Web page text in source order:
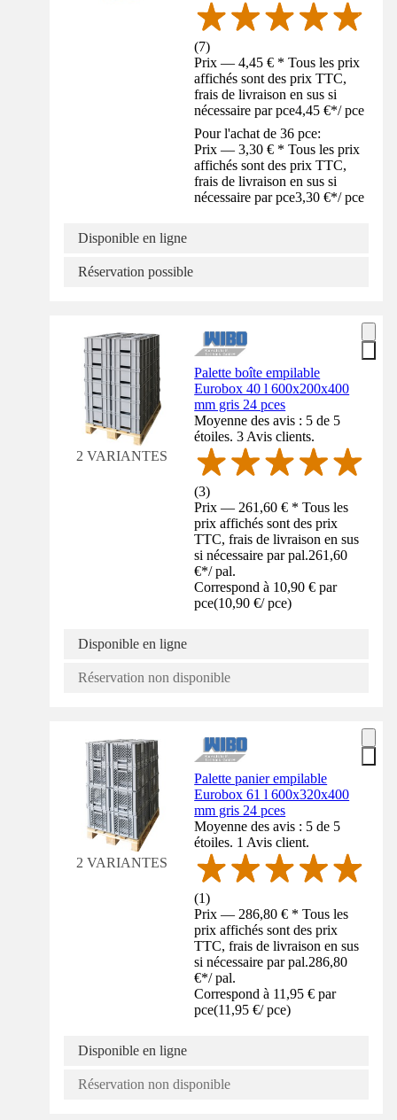
(7)
Prix — 4,45 € * Tous les prix
affichés sont des prix TTC,
frais de livraison en sus si
nécessaire par pce4,45 €*/ pce
Pour l'achat de 36 pce:
Prix — 3,30 € * Tous les prix
affichés sont des prix TTC,
frais de livraison en sus si
nécessaire par pce3,30 €*/ pce
Disponible en ligne
Réservation possible
2 VARIANTES
Palette boîte empilable
Eurobox 40 l 600x200x400
mm gris 24 pces
Moyenne des avis : 5 de 5
étoiles. 3 Avis clients.
(3)
Prix — 261,60 € * Tous les
prix affichés sont des prix
TTC, frais de livraison en sus
si nécessaire par pal.261,60
€*/ pal.
Correspond à 10,90 € par
pce(10,90 €/ pce)
Disponible en ligne
Réservation non disponible
2 VARIANTES
Palette panier empilable
Eurobox 61 l 600x320x400
mm gris 24 pces
Moyenne des avis : 5 de 5
étoiles. 1 Avis client.
(1)
Prix — 286,80 € * Tous les
prix affichés sont des prix
TTC, frais de livraison en sus
si nécessaire par pal.286,80
€*/ pal.
Correspond à 11,95 € par
pce(11,95 €/ pce)
Disponible en ligne
Réservation non disponible